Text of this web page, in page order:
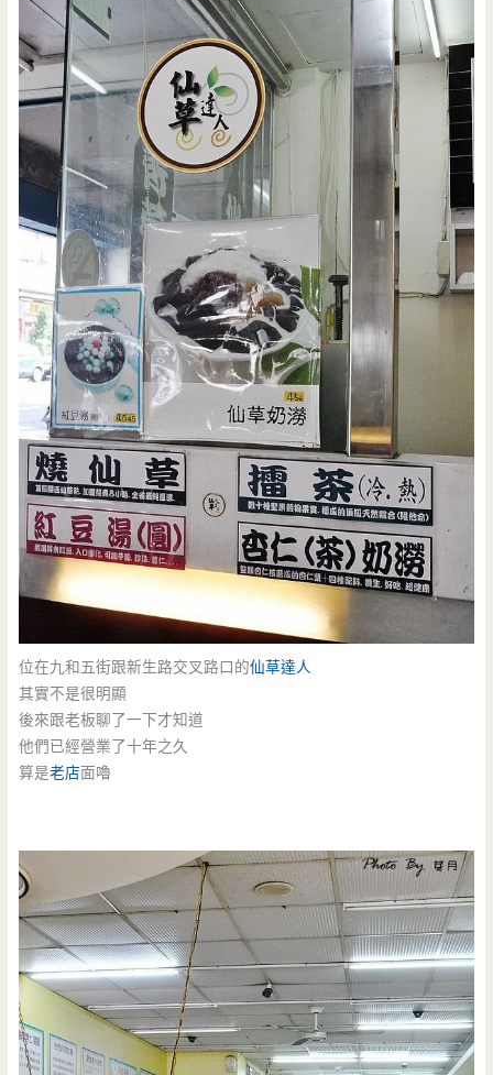
位在九和五街跟新生路交叉路口的仙草達人
其實不是很明顯
後來跟老板聊了一下才知道
他們已經營業了十年之久
算是老店面嚕